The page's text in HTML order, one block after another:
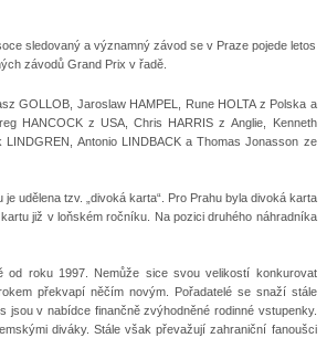
sledovaný a významný závod se v Praze pojede letos
závodů Grand Prix v řadě.
GOLLOB, Jaroslaw HAMPEL, Rune HOLTA z Polska a
HANCOCK z USA, Chris HARRIS z Anglie, Kenneth
Antonio LINDBACK a Thomas Jonasson ze
udělena tzv. „divoká karta“. Pro Prahu byla divoká karta
již v loňském ročníku. Na pozici druhého náhradníka
od roku 1997. Nemůže sice svou velikostí konkurovat
překvapí něčím novým. Pořadatelé se snaží stále
v nabídce finančně zvýhodněné rodinné vstupenky.
diváky. Stále však převažují zahraniční fanoušci